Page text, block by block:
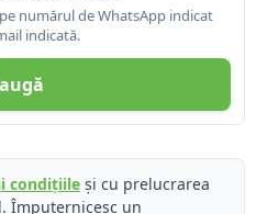
numărul de WhatsApp indicat
indicată.
condițiileși cu prelucrarea
Împuternicesc un